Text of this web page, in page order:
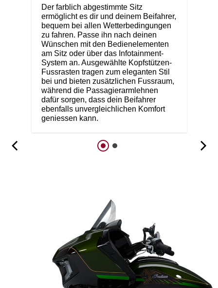
Der farblich abgestimmte Sitz
ermöglicht es dir und deinem Beifahrer,
bequem bei allen Wetterbedingungen
zu fahren. Passe ihn nach deinen
Wünschen mit den Bedienelementen
am Sitz oder über das Infotainment-
System an. Ausgewählte Kopfstützen-
Fussrasten tragen zum eleganten Stil
bei und bieten zusätzlichen Fussraum,
während die Passagierarmlehnen
dafür sorgen, dass dein Beifahrer
ebenfalls unvergleichlichen Komfort
geniessen kann.